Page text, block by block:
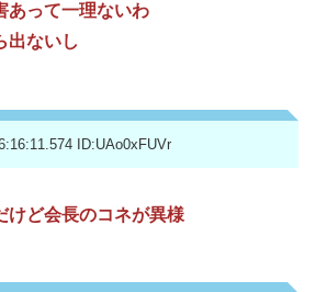
あって一理ないわ
出ないし
ID:UAo0xFUVr
けど会長のコネが異様